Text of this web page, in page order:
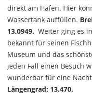
direkt am Hafen. Hier
Wassertank auffüllen.
13.0949. Weiter ging es
bekannt für seinen
Museum und das
jeden Fall einen Besuch
wunderbar für eine
Längengrad: 13.470.